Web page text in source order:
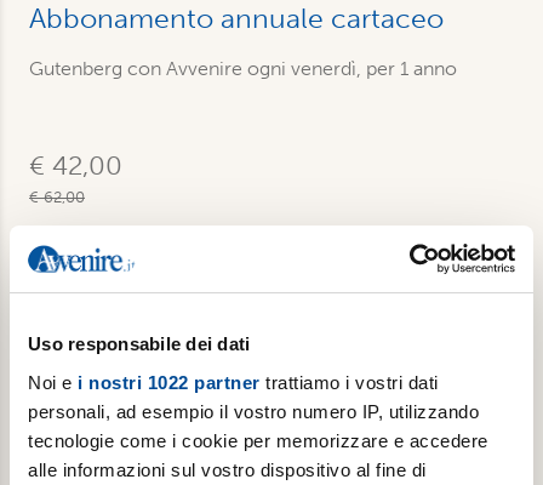
Uso responsabile dei dati
Noi e i nostri 1022 partner trattiamo i vostri dati
personali, ad esempio il vostro numero IP, utilizzando
tecnologie come i cookie per memorizzare e accedere
alle informazioni sul vostro dispositivo al fine di
Abbonamento annuale cartaceo
Gutenberg con Avvenire ogni venerdì, per 1 anno
€ 42,00
€ 62,00
Acquista